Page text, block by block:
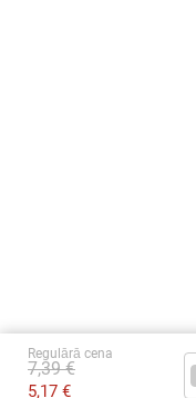
Regulārā cena
5,17 €
7,39 €